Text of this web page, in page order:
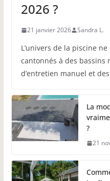
2026 ?
21 janvier 2026 Sandra L.
L’univers de la piscine
cantonnés à des bassins
d’entretien manuel et
La
?
21